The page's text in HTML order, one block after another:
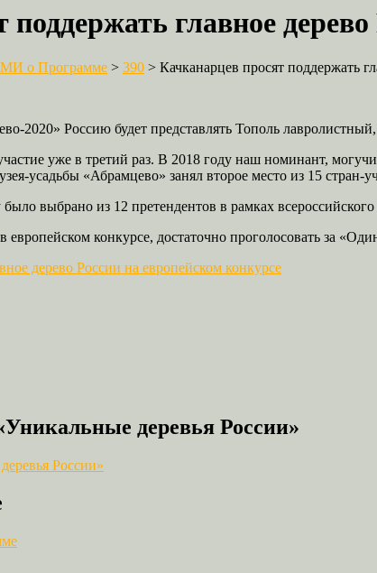
главное
о Программе > 390 > Качканарцев просят поддержать
2020» Россию будет представлять Тополь
уже в третий раз. В 2018 году наш номинант,
усадьбы «Абрамцево» занял второе место из 15 стран-
выбрано из 12 претендентов в рамках всероссийского
конкурсе, достаточно проголосовать за
дерево России на европейском конкурсе
деревья России»